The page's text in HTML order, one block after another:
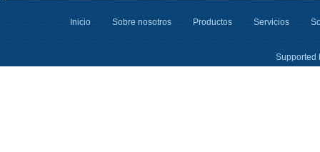
Inicio Sobre nosotros Productos Servicios
Supported